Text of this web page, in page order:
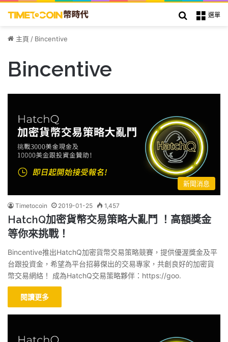
選單
搜索
主頁 / Bincentive
Bincentive
新聞消息
Timetocoin 2019-01-25 1,457
HatchQ加密貨幣交易策略大亂鬥 ！高額獎金
等你來挑戰！
Bincentive推出HatchQ加密貨幣交易策略競賽，提供優渥獎金及平
台跟投資金，希望為平台招募傑出的交易專家，共創良好的加密貨
幣交易網絡！ 成為HatchQ交易策略夥伴：https://goo.
閱讀更多